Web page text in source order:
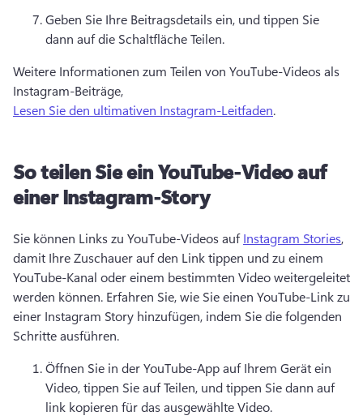
Geben Sie Ihre Beitragsdetails ein, und tippen Sie
dann auf die Schaltfläche Teilen.
Weitere Informationen zum Teilen von YouTube-Videos als
Instagram-Beiträge,
Lesen Sie den ultimativen Instagram-Leitfaden.
So teilen Sie ein YouTube-Video auf
einer Instagram-Story
Sie können Links zu YouTube-Videos auf Instagram Stories,
damit Ihre Zuschauer auf den Link tippen und zu einem
YouTube-Kanal oder einem bestimmten Video weitergeleitet
werden können. Erfahren Sie, wie Sie einen YouTube-Link zu
einer Instagram Story hinzufügen, indem Sie die folgenden
Schritte ausführen.
Öffnen Sie in der YouTube-App auf Ihrem Gerät ein
Video, tippen Sie auf Teilen, und tippen Sie dann auf
link kopieren für das ausgewählte Video.